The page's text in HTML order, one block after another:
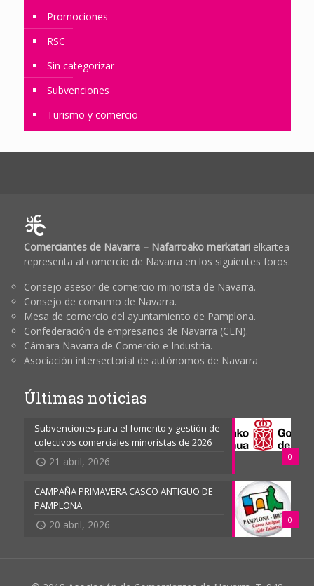
Promociones
RSC
Sin categorizar
Subvenciones
Turismo y comercio
Comerciantes de Navarra – Nafarroako merkatarielkartea
representa al comercio de Navarra en los siguientes foros:
Consejo asesor de comercio minorista de Navarra.
Consejo de consumo de Navarra.
Mesa de comercio del ayuntamiento de Pamplona.
Confederación de empresarios de Navarra (CEN).
Cámara Navarra de Comercio e Industria.
Asociación intersectorial de autónomos de Navarra
Últimas noticias
0
Subvenciones para el fomento y gestión de
colectivos comerciales minoristas de 2026
21 abril, 2026
0
CAMPAÑA PRIMAVERA CASCO ANTIGUO DE
PAMPLONA
20 abril, 2026